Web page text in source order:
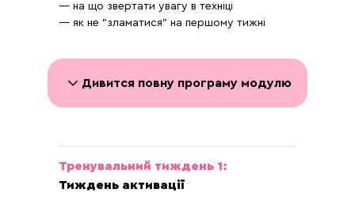
— на що звертати увагу в техніці
— як не "зламатися" на першому тижні
Дивится повну програму модулю
набору зайвого жиру:
PDF: 14 варіантів сніданків
Тренувальний тиждень 1:
Тиждень активації